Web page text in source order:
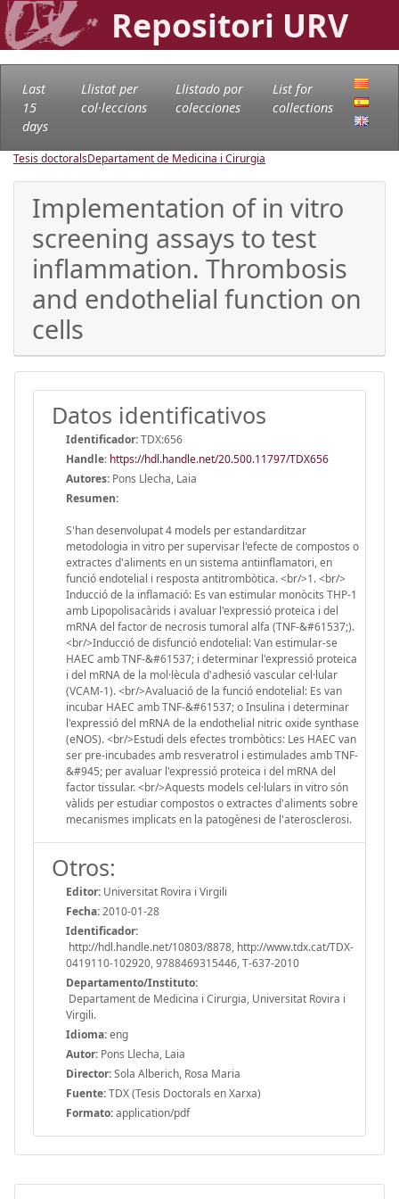
Repositori URV
Last
15
days
Llistat per
col·leccions
Llistado por
colecciones
List for
collections
Tesis doctoralsDepartament de Medicina i Cirurgia
Implementation of in vitro
screening assays to test
inflammation. Thrombosis
and endothelial function on
cells
Datos identificativos
Identificador:TDX:656
Handle: https://hdl.handle.net/20.500.11797/TDX656
Autores: Pons Llecha, Laia
Resumen:
S'han desenvolupat 4 models per estandarditzar
metodologia in vitro per supervisar l'efecte de compostos o
extractes d'aliments en un sistema antiinflamatori, en
funció endotelial i resposta antitrombòtica. <br/>1. <br/>
Inducció de la inflamació: Es van estimular monòcits THP-1
amb Lipopolisacàrids i avaluar l'expressió proteica i del
mRNA del factor de necrosis tumoral alfa (TNF-&#61537;).
<br/>Inducció de disfunció endotelial: Van estimular-se
HAEC amb TNF-&#61537; i determinar l'expressió proteica
i del mRNA de la mol·lècula d'adhesió vascular cel·lular
(VCAM-1). <br/>Avaluació de la funció endotelial: Es van
incubar HAEC amb TNF-&#61537; o Insulina i determinar
l'expressió del mRNA de la endothelial nitric oxide synthase
(eNOS). <br/>Estudi dels efectes trombòtics: Les HAEC van
ser pre-incubades amb resveratrol i estimulades amb TNF-
&#945; per avaluar l'expressió proteica i del mRNA del
factor tissular. <br/>Aquests models cel·lulars in vitro són
vàlids per estudiar compostos o extractes d'aliments sobre
mecanismes implicats en la patogènesi de l'aterosclerosi.
Otros:
Editor: Universitat Rovira i Virgili
Fecha:2010-01-28
Identificador:
http://hdl.handle.net/10803/8878, http://www.tdx.cat/TDX-
0419110-102920, 9788469315446, T-637-2010
Departamento/Instituto:
Departament de Medicina i Cirurgia, Universitat Rovira i
Virgili.
Idioma:eng
Autor: Pons Llecha, Laia
Director:Sola Alberich, Rosa Maria
Fuente:TDX (Tesis Doctorals en Xarxa)
Formato:application/pdf